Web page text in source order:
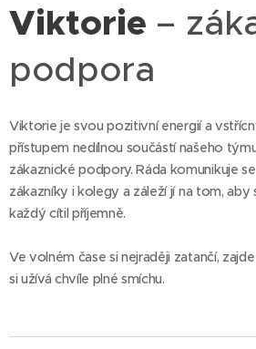
Viktorie –
podpora
Viktorie je svou pozitivní energií a
přístupem nedílnou součástí našeho
zákaznické podpory. Ráda komunikuje se
zákazníky i kolegy a záleží jí na tom, aby
každý cítil příjemně.
Ve volném čase si nejraději zatančí,
si užívá chvíle plné smíchu.